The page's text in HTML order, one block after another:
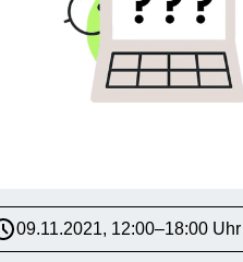
09.11.2021, 12:00–18:00 Uhr